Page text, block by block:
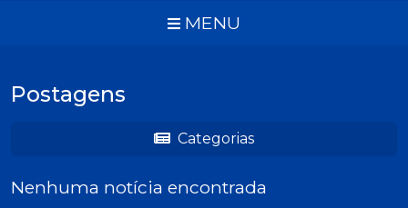
MENU
Postagens
Categorias
Nenhuma notícia encontrada